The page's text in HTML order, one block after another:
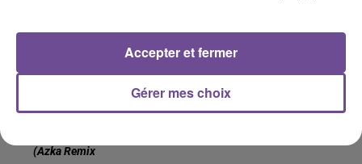
(azka Remix
Gérer mes choix
Accepter et fermer